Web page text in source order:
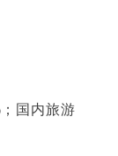
国内旅游